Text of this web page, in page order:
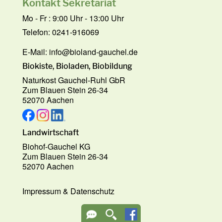
Kontakt Sekretariat
Mo - Fr : 9:00 Uhr - 13:00 Uhr
Telefon: 0241-916069
E-Mail: info@bioland-gauchel.de
Biokiste, Bioladen, Biobildung
Naturkost Gauchel-Ruhl GbR
Zum Blauen Stein 26-34
52070 Aachen
Landwirtschaft
Biohof-Gauchel KG
Zum Blauen Stein 26-34
52070 Aachen
Impressum& Datenschutz